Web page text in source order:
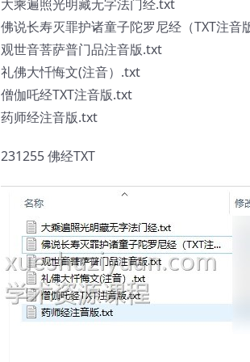
大乘遍照光明藏无字法门经.txt
佛说长寿灭罪护诸童子陀罗尼经（TXT注音
观世音菩萨普门品注音版.txt
礼佛大忏悔文(注音）.txt
僧伽吒经TXT注音版.txt
药师经注音版.txt
231255 佛经TXT